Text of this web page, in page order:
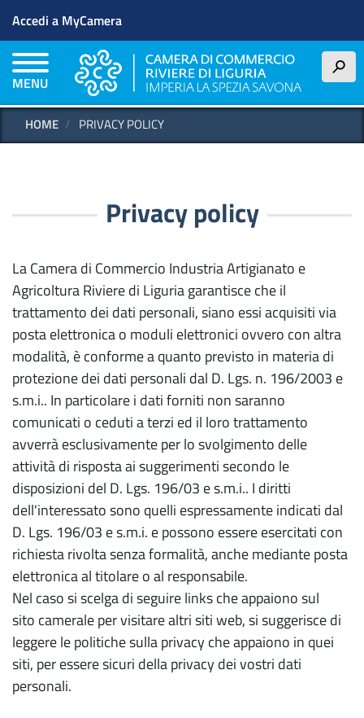
contenuto
principale
Menu profilo utente
Accedi a MyCamera
MENU
h
HOME PRIVACY POLICY
Privacy policy
La Camera di Commercio Industria Artigianato e
Agricoltura Riviere di Liguria garantisce che il
trattamento dei dati personali, siano essi acquisiti via
posta elettronica o moduli elettronici ovvero con altra
modalità, è conforme a quanto previsto in materia di
protezione dei dati personali dal D. Lgs. n. 196/2003 e
s.m.i.. In particolare i dati forniti non saranno
comunicati o ceduti a terzi ed il loro trattamento
avverrà esclusivamente per lo svolgimento delle
attività di risposta ai suggerimenti secondo le
disposizioni del D. Lgs. 196/03 e s.m.i.. I diritti
dell'interessato sono quelli espressamente indicati dal
D. Lgs. 196/03 e s.m.i. e possono essere esercitati con
richiesta rivolta senza formalità, anche mediante posta
elettronica al titolare o al responsabile.
Nel caso si scelga di seguire links che appaiono sul
sito camerale per visitare altri siti web, si suggerisce di
leggere le politiche sulla privacy che appaiono in quei
siti, per essere sicuri della privacy dei vostri dati
personali.